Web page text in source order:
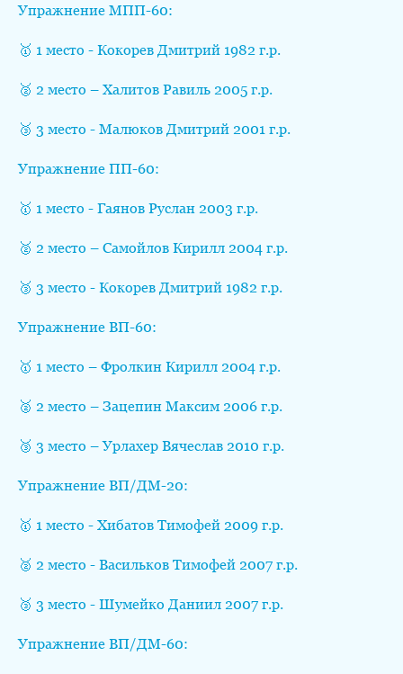
Упражнение МПП-60:
🥇 1 место - Кокорев Дмитрий 1982 г.р.
🥈 2 место – Халитов Равиль 2005 г.р.
🥉 3 место - Малюков Дмитрий 2001 г.р.
Упражнение ПП-60:
🥇 1 место - Гаянов Руслан 2003 г.р.
🥈 2 место – Самойлов Кирилл 2004 г.р.
🥉 3 место - Кокорев Дмитрий 1982 г.р.
Упражнение ВП-60:
🥇 1 место – Фролкин Кирилл 2004 г.р.
🥈 2 место – Зацепин Максим 2006 г.р.
🥉 3 место – Урлахер Вячеслав 2010 г.р.
Упражнение ВП/ДМ-20:
🥇 1 место - Хибатов Тимофей 2009 г.р.
🥈 2 место - Васильков Тимофей 2007 г.р.
🥉 3 место - Шумейко Даниил 2007 г.р.
Упражнение ВП/ДМ-60: